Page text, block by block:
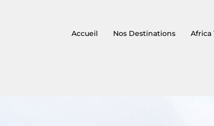
Accueil Nos Destinations Africa